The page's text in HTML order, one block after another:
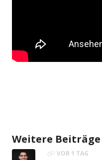
Weitere Beiträge
VOR 1 TAG